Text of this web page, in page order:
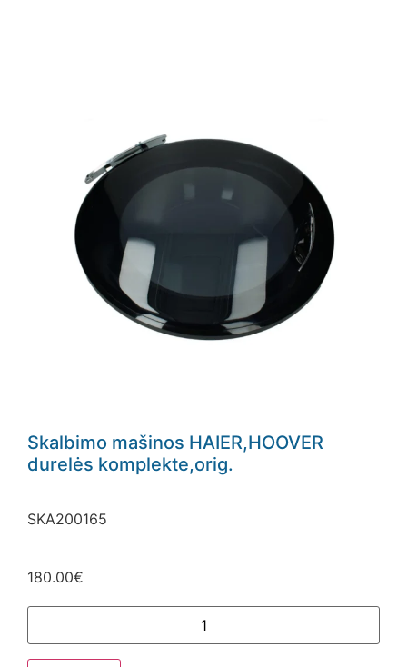
Skalbimo mašinos HAIER,HOOVER
durelės komplekte,orig.
SKA200165
180.00€